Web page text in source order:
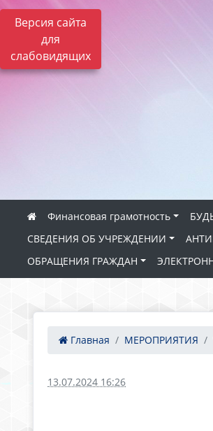
Версия сайта
для
слабовидящих
Финансовая грамотность
СВЕДЕНИЯ ОБ УЧРЕЖДЕНИИ
ОБРАЩЕНИЯ ГРАЖДАН
Главная МЕРОПРИЯТИЯ
13.07.2024 16:26